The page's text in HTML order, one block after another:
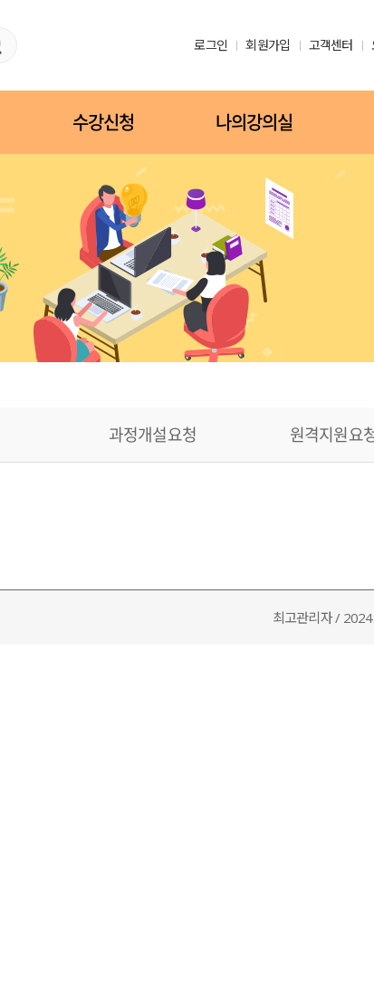
로그인 회원가입 고객센터
수강신청 나의강의실
과정개설요청 원격지원요
최고관리자 /